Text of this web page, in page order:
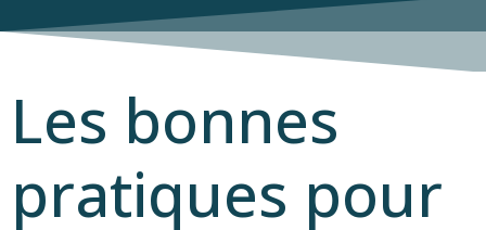
Les bonnes
pratiques pour